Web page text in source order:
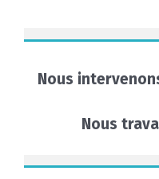
Nous
Nous